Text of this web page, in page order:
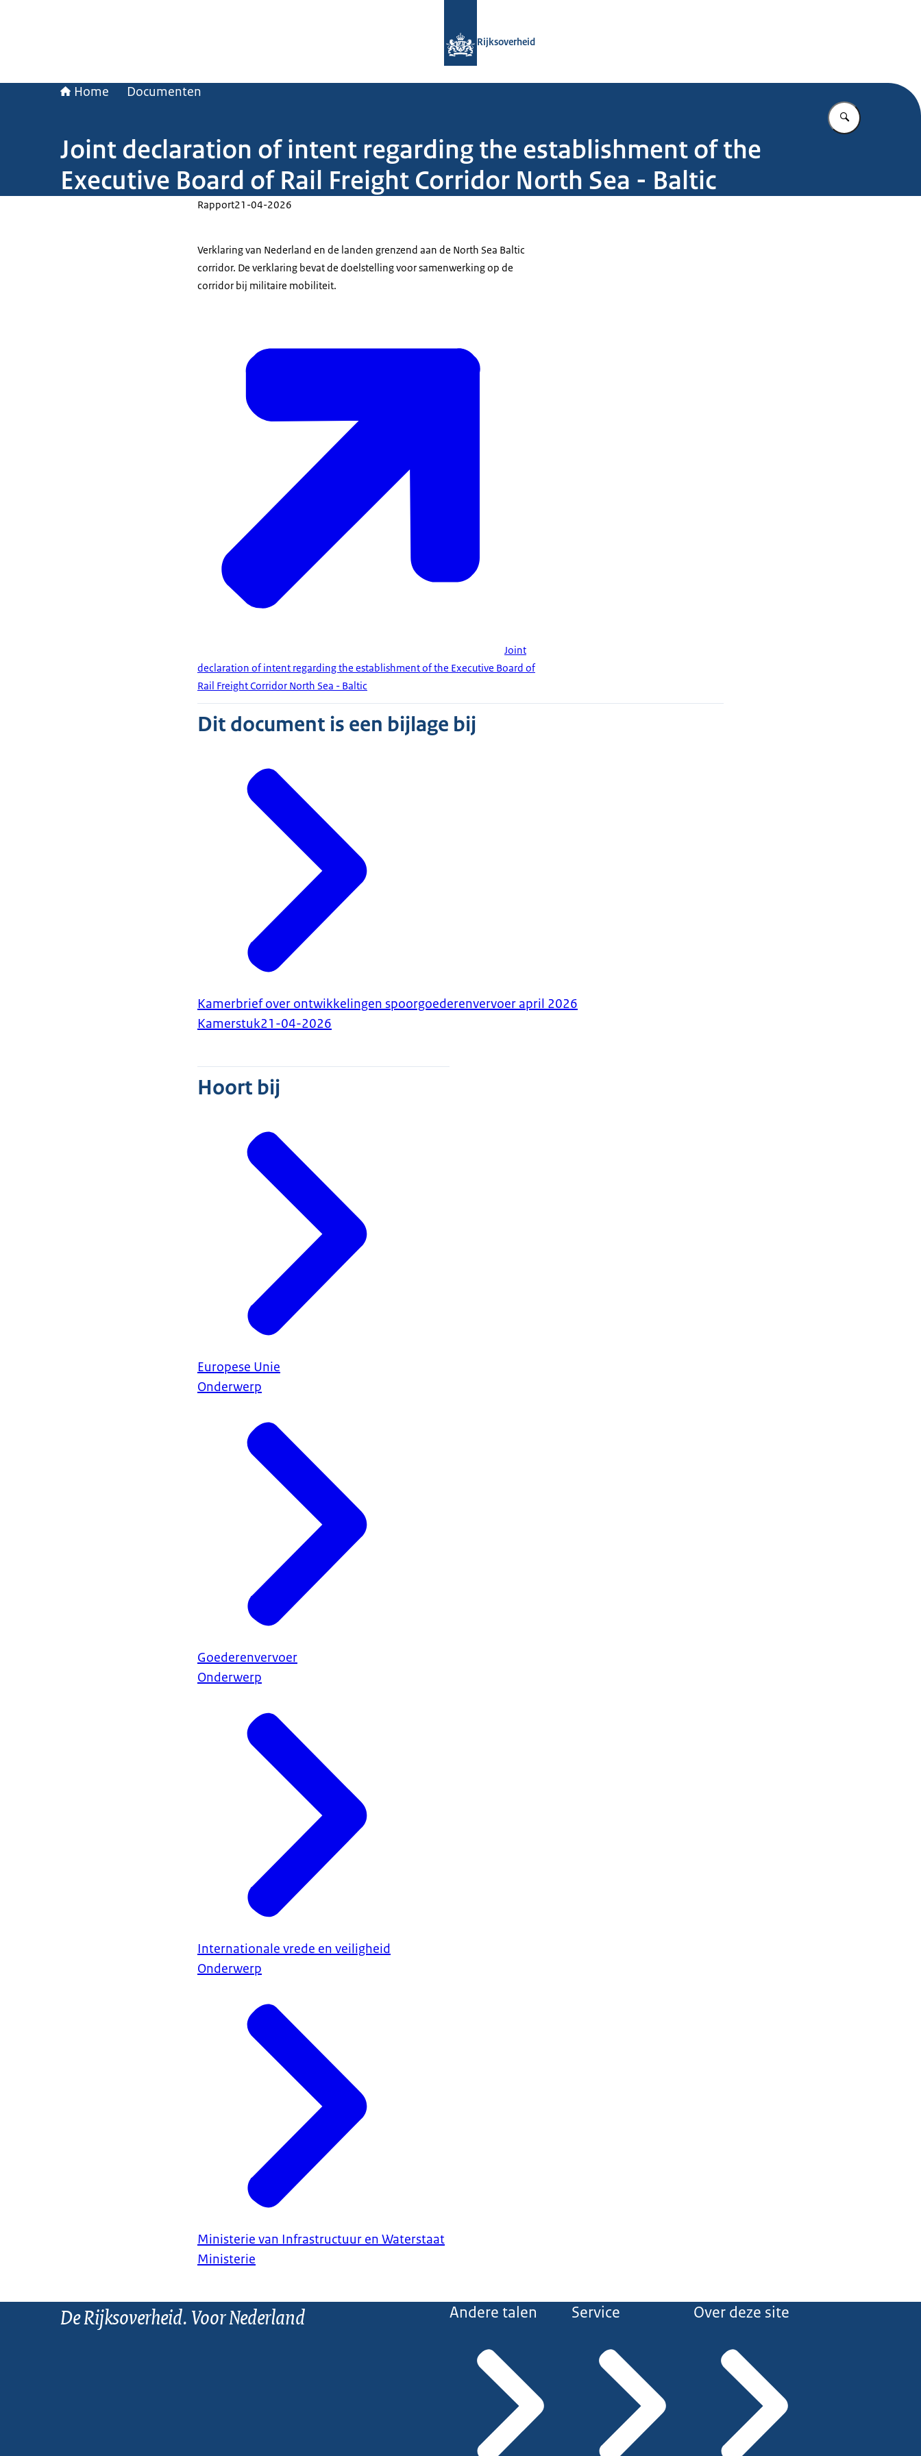
Rijksoverheid
Home Documenten
Vul in wat u
Joint declaration of intent regarding the establishment of the
Executive Board of Rail Freight Corridor North Sea - Baltic
Rapport21-04-2026
Verklaring van Nederland en de landen grenzend aan de North Sea Baltic
corridor. De verklaring bevat de doelstelling voor samenwerking op de
corridor bij militaire mobiliteit.
Joint
declaration of intent regarding the establishment of the Executive Board of
Rail Freight Corridor North Sea - Baltic
Dit document is een bijlage bij
Kamerbrief over ontwikkelingen spoorgoederenvervoer april 2026
Kamerstuk21-04-2026
Hoort bij
Europese Unie
Onderwerp
Goederenvervoer
Onderwerp
Internationale vrede en veiligheid
Onderwerp
Ministerie van Infrastructuur en Waterstaat
Ministerie
De Rijksoverheid. Voor Nederland Andere talen Service Over deze site